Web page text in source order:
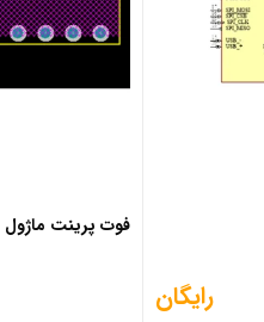
رایگان
فوت پرینت ماژول HC05 ایستاده